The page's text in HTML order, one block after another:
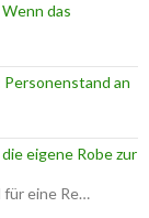
das
an
eigene Robe zur
für eine Re…